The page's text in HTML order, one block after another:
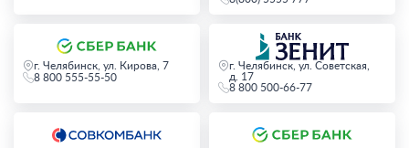
г. Челябинск, ул. Кирова, 7
8 800 555-55-50
г. Челябинск, ул. Советская,
д. 17
8 800 500-66-77